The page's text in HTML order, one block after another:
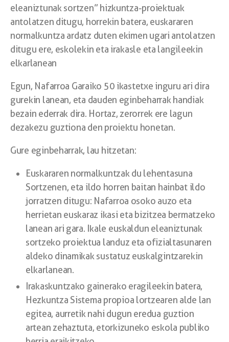
eleaniztunak sortzen” hizkuntza-proiektuak
antolatzen ditugu, horrekin batera, euskararen
normalkuntza ardatz duten ekimen ugari antolatzen
ditugu ere, eskolekin eta irakasle eta langileekin
elkarlanean
Egun, Nafarroa Garaiko 50 ikastetxe inguru ari dira
gurekin lanean, eta dauden eginbeharrak handiak
bezain ederrak dira. Hortaz, zerorrek ere lagun
dezakezu guztiona den proiektu honetan.
Gure eginbeharrak, lau hitzetan:
Euskararen normalkuntzak du lehentasuna
Sortzenen, eta ildo horren baitan hainbat ildo
jorratzen ditugu: Nafarroa osoko auzo eta
herrietan euskaraz ikasi eta bizitzea bermatzeko
lanean ari gara. Ikale euskaldun eleaniztunak
sortzeko proiektua landuz eta ofizialtasunaren
aldeko dinamikak sustatuz euskalgintzarekin
elkarlanean.
Irakaskuntzako gainerako eragileekin batera,
Hezkuntza Sistema propioa lortzearen alde lan
egitea, aurretik nahi dugun eredua guztion
artean zehaztuta, etorkizuneko eskola publiko